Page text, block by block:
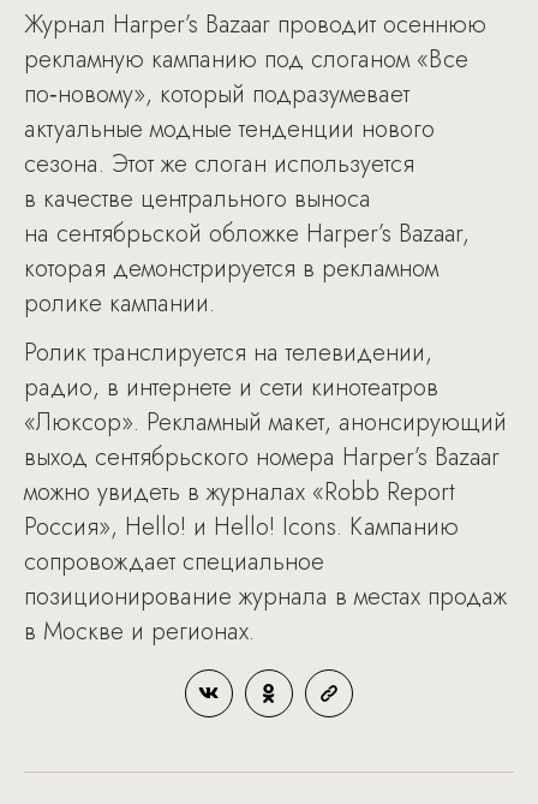
Журнал Harper’s Bazaar проводит осеннюю
рекламную кампанию под слоганом «Все
по‑новому», который подразумевает
актуальные модные тенденции нового
сезона. Этот же слоган используется
в качестве центрального выноса
на сентябрьской обложке Harper’s Bazaar,
которая демонстрируется в рекламном
ролике кампании.
Ролик транслируется на телевидении,
радио, в интернете и сети кинотеатров
«Люксор». Рекламный макет, анонсирующий
выход сентябрьского номера Harper’s Bazaar
можно увидеть в журналах «Robb Report
Россия», Hello! и Hello! Icons. Кампанию
сопровождает специальное
позиционирование журнала в местах продаж
в Москве и регионах.